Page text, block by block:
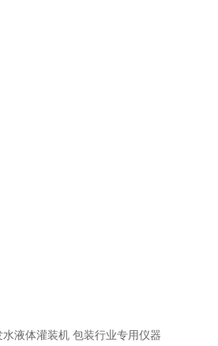
液体灌装机 包装行业专用仪器